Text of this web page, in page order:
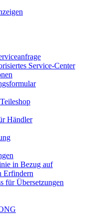
Service-Center
Händler
in Bezug auf
Erfindern
für Übersetzungen